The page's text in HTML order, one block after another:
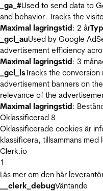
_ga_#Used to send data to
and behavior. Tracks the
Maximal lagringstid: 2 årTyp
_gcl_auUsed by Google
advertisement efficiency
Maximal lagringstid: 3
_gcl_lsTracks the
advertisement banners on
relevance of the
Maximal lagringstid:
Oklassificerad 8
Oklassificerade cookies är
klassificera, tillsammans
Clerk.io
1
Läs mer om den här
__clerk_debugVäntande